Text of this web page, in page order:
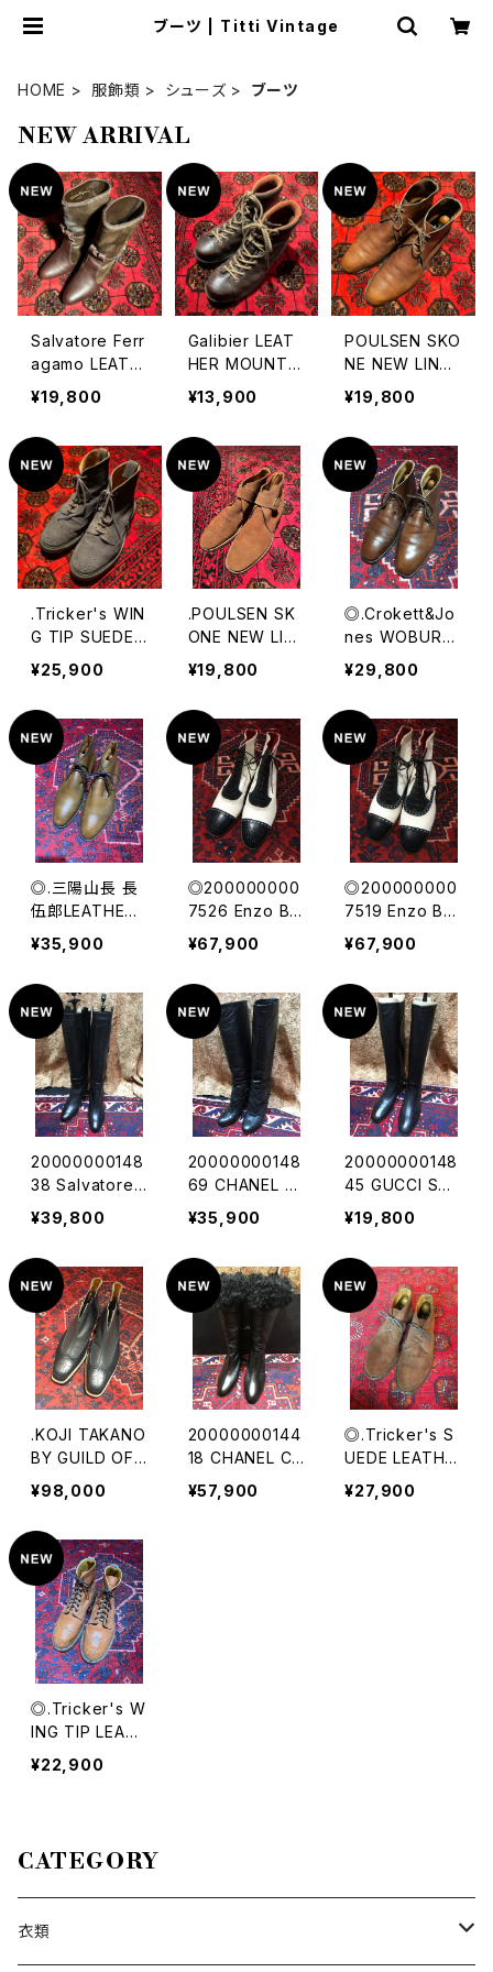
ブーツ | Titti Vintage
HOME 服飾類 シューズ ブーツ
NEW ARRIVAL
Salvatore Ferr
agamo LEATH
ER×BACK SKI
N DESIGN BO
OTS/サルヴァト
ーレフェラガモレ
ザー×ハラコデザ
インブーツ
¥19,800
Galibier LEAT
HER MOUNTAI
N BOOTS/ガリ
ビエールレザー
マウンテンブー
ツ
¥13,900
POULSEN SKO
NE NEW LING
WOOD CROC
KET&JONES L
EATHER PLAN
E TOE CHUKK
A BOOTS/ポー
ルセンスコーン
クロケット＆ジョ
ーンズプレーン
トゥチャッカブー
ツ
¥19,800
.Tricker's WIN
G TIP SUEDE L
EATHER BOO
TS MADE IN E
NGLAND/トリッ
カーズスウェー
ドレザーウィング
チップカントリー
ブーツ 200000
0018386
¥25,900
.POULSEN SK
ONE NEW LIN
GWOOD SUED
E LEATHER CH
UKKA BOOTS/
ポールセンスコ
ーンニューリン
グウッドスウェー
ドレザーチャッカ
ブーツ(Lloyd F
ootwearかCro
ckett&Jonesの
ペア) 200000
0018683
¥19,800
◎.Crokett&Jo
nes WOBURN
LEATHER CHU
KKA BOOTS M
ADE IN ENGLA
ND/クロケット＆
ジョーンズレザ
ーチャッカブー
ツ 200000003
0791
¥29,800
◎.三陽山長 長
伍郎LEATHER
CHUKKA BOO
TS MADE IN J
APAN/サンヨウ
ヤマチョウレザ
ーチャッカブー
ツ200000005
7293
¥35,900
◎200000000
7526 Enzo Bo
nafe×ISETAN
BICOLOR LEAT
HER BOOTS/
エンツォボナフェ
×伊勢丹バイカ
ラーレザーブー
ツ
¥67,900
◎200000000
7519 Enzo Bo
nafe×ISETAN
BICOLOR LEAT
HER BOOTS/
エンツォボナフェ
×伊勢丹バイカ
ラーレザーブー
ツ
¥67,900
20000000148
38 Salvatore F
erragamo BEL
TED BOOTS
MADE IN ITAL
Y/サルヴァトー
レフェラガモベル
テッドブーツ
¥39,800
20000000148
69 CHANEL C
OCO MARC M
ATELASSE LEA
THER BOOTS
MADE IN ITAL
Y/シャネルココ
マークマトラッセ
レザーブーツ
¥35,900
20000000148
45 GUCCI STU
DDED LEATHE
R BOOTS MA
DE IN ITALY/グ
ッチスタッズレザ
ーブーツ
¥19,800
.KOJI TAKANO
BY GUILD OF
CRAFTS BAFF
LE LEATHER SI
DE GORE BOO
TS/コウジタカ
ノバイギルドクラ
フツレザーサイド
ゴアブーツ 200
0000043333
¥98,000
20000000144
18 CHANEL CO
CO MARC LAM
B FUR LEATHE
¥57,900
◎.Tricker's S
UEDE LEATHE
R CHUKKA BO
OTS MADE IN
¥27,900
◎.Tricker's W
ING TIP LEATH
ER BOOTS MA
DE IN ENGLAN
00057347
¥22,900
CATEGORY
衣類